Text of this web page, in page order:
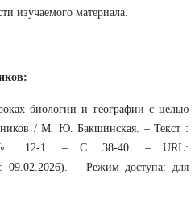
изучаемого материала.
биологии и географии с целью
/ М. Ю. Бакшинская. – Текст :
– № 12-1. – С. 38-40. – URL:
09.02.2026). – Режим доступа: для